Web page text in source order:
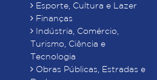
Esporte, Cultura e Lazer
Finanças
Indústria, Comércio,
Turismo, Ciência e
Tecnologia
Obras Públicas, Estradas e